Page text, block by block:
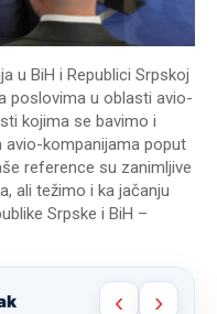
u BiH i Republici Srpskoj
poslovima u oblasti avio-
kojima se bavimo i
avio-kompanijama poput
reference su zanimljive
ali težimo i ka jačanju
Srpske i BiH –